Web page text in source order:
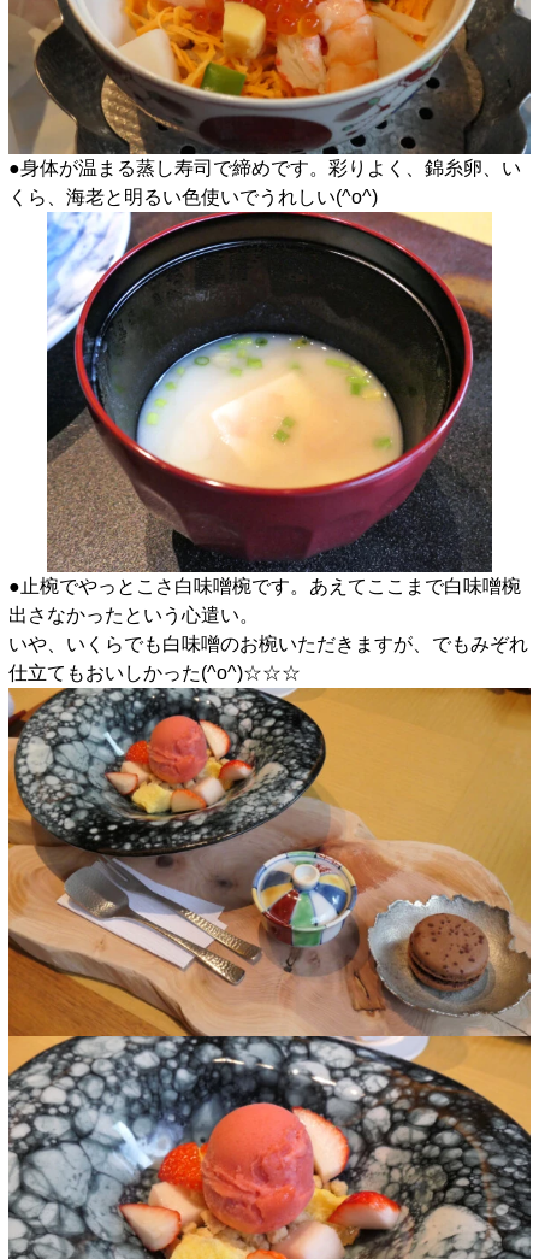
●身体が温まる蒸し寿司で締めです。彩りよく、錦糸卵、い
くら、海老と明るい色使いでうれしい(^o^)
●止椀でやっとこさ白味噌椀です。あえてここまで白味噌椀
出さなかったという心遣い。
いや、いくらでも白味噌のお椀いただきますが、でもみぞれ
仕立てもおいしかった(^o^)☆☆☆